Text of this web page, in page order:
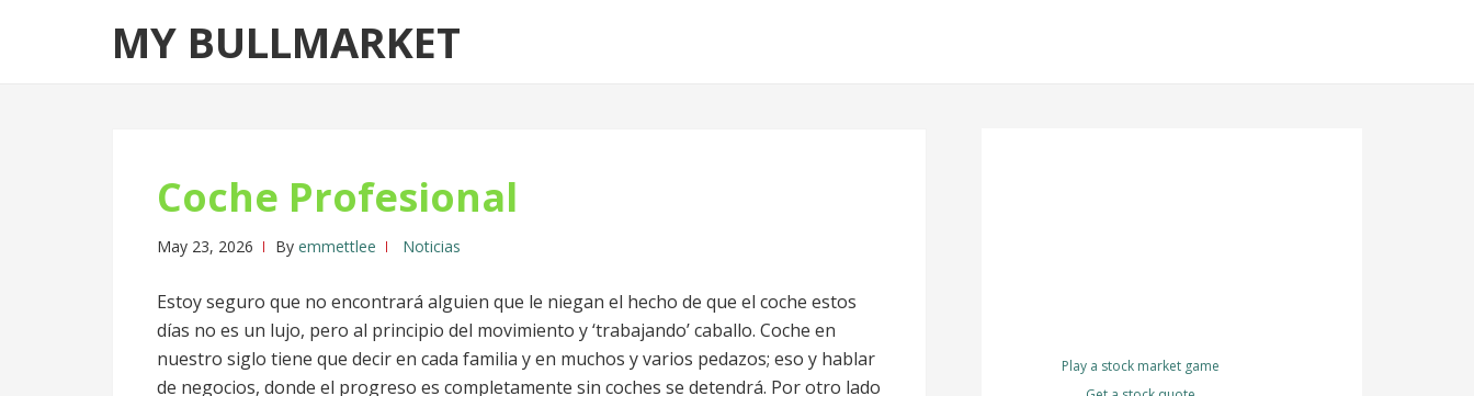
to
to
MY BULLMARKET
Coche Profesional
May 23, 2026 By emmettlee Noticias
Estoy seguro que no encontrará alguien que le niegan el hecho de que el coche estos
días no es un lujo, pero al principio del movimiento y ‘trabajando’ caballo. Coche en
nuestro siglo tiene que decir en cada familia y en muchos y varios pedazos; eso y hablar
de negocios, donde el progreso es completamente sin coches se detendrá. Por otro lado
Play a stock market game